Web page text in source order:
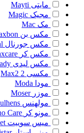
مایتی Mayti
مجیک Magic
مک Mac
مکس بن
مکس جورنال
مکس کر
مکس لیدی
مکسی 2
Max2
مودا Moda
موزر Moser
مولهنس
مونو کر Care
میس سوییت